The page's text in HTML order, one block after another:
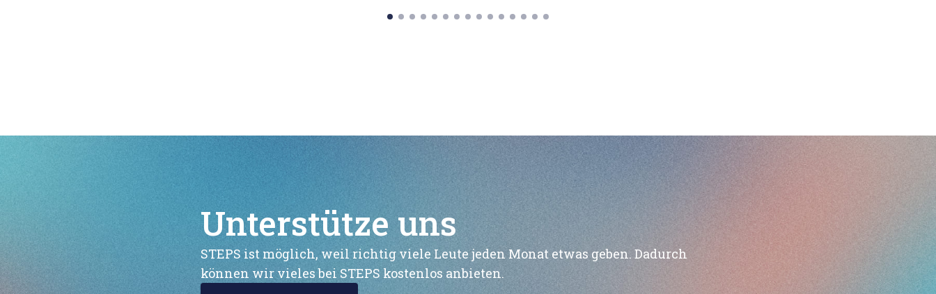
Unterstütze uns
STEPS ist möglich, weil richtig viele Leute jeden Monat etwas geben. Dadurch
können wir vieles bei STEPS kostenlos anbieten.